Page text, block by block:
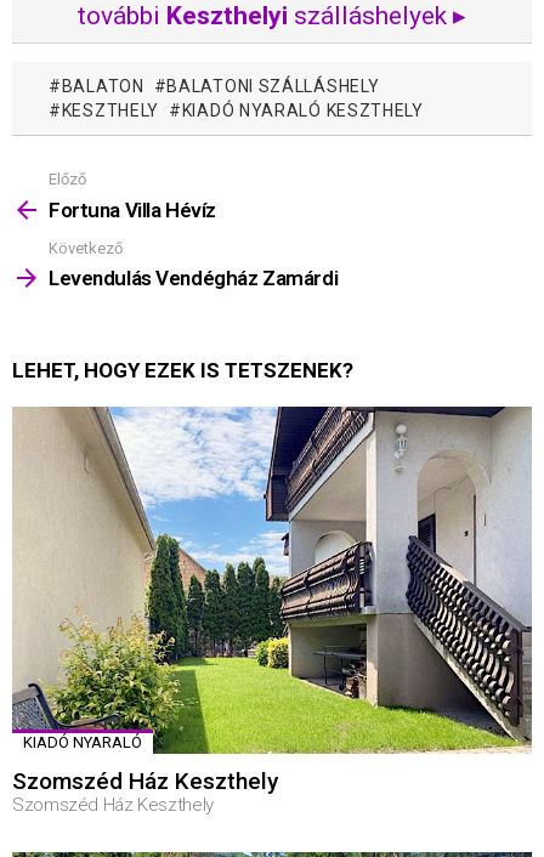
további Keszthelyi szálláshelyek ▸
BALATON
BALATONI SZÁLLÁSHELY
KESZTHELY
KIADÓ NYARALÓ KESZTHELY
Mutass
többet
Előző
Fortuna Villa Hévíz
Következő
Levendulás Vendégház Zamárdi
LEHET, HOGY EZEK IS TETSZENEK?
KIADÓ NYARALÓ
Szomszéd Ház Keszthely
Szomszéd Ház Keszthely